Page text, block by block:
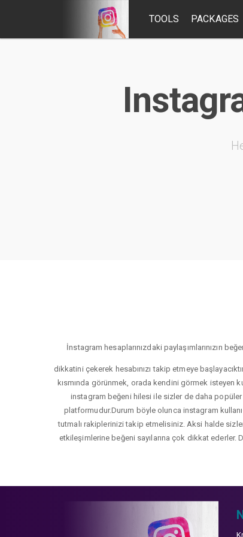
TOOLS PACKAGES
İnstagram hesaplarınızdaki paylaşımlarınızın
dikkatini çekerek hesabınızı takip etmeye
kısmında görünmek, orada kendini görmek isteyen
instagram beğeni hilesi ile sizler de daha
platformudur.Durum böyle olunca instagram
tutmalı rakiplerinizi takip etmelisiniz. Aksi halde
etkileşimlerine beğeni sayılarına çok dikkat ederler.